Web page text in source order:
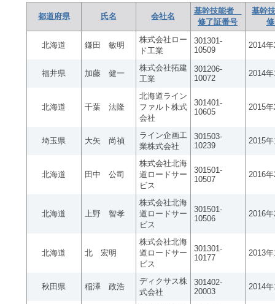
都道府県 氏名 会社名
基幹技能者
修了証番号
基幹
北海道 鎌田 敏明
株式会社ロー
ド工業
301301-
10509
2014
福井県 加藤 健一
株式会社拓建
工業
301206-
10072
2014
北海道 千葉 法隆
北海道ライン
ファルト株式
会社
301401-
10605
2015
埼玉県 大矢 尚禎
ライン企画工
業株式会社
301503-
10239
2015
北海道 田中 公司
株式会社北海
道ロードサー
ビス
301501-
10507
2016
北海道 上野 智孝
株式会社北海
道ロードサー
ビス
301501-
10506
2016
北海道 北 宏明
株式会社北海
道ロードサー
ビス
301301-
10177
2013
秋田県 稲澤 政浩
ディクサス株
式会社
301402-
20003
2014